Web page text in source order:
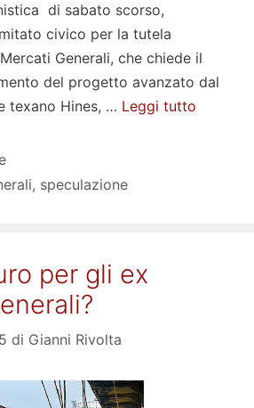
di sabato scorso,
civico per la tutela
Generali, che chiede il
del progetto avanzato dal
texano Hines, … Leggi tutto
, speculazione
per gli ex
di Gianni Rivolta